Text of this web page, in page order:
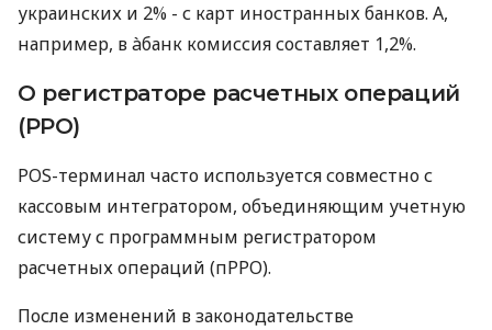
украинских и 2% - с карт иностранных банков. А,
например, в àбанк комиссия составляет 1,2%.
О регистраторе расчетных операций
(РРО)
POS-терминал часто используется совместно с
кассовым интегратором, объединяющим учетную
систему с программным регистратором
расчетных операций (пРРО).
После изменений в законодательстве